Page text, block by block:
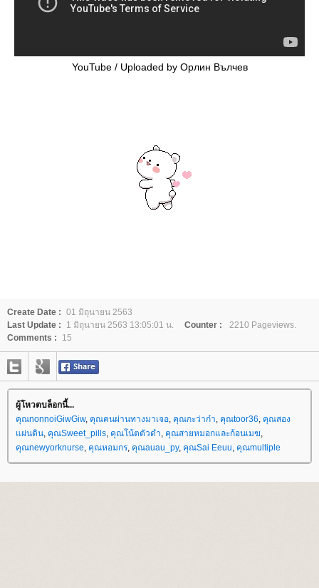
YouTube / Uploaded by Орлин Вълчев
Create Date : 01 มิถุนายน 2563
Last Update :
1 มิถุนายน 2563 13:05:01 น. Counter :
2210 Pageviews.
Comments :
15
ผู้โหวตบล็อกนี้...
คุณnonnoiGiwGiw, คุณคนผ่านทางมาเจอ, คุณกะว่าก๋า, คุณtoor36, คุณสอง
ผ่นดิน, คุณSweet_pills, คุณโน้ตตัวดำ, คุณสายหมอกและก้อนเมฆ,
คุณnewyorknurse, คุณหอมกร, คุณauau_py, คุณSai Eeuu, คุณmultiple